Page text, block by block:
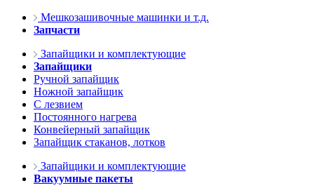
Мешкозашивочные машинки и т.д.
Запчасти
Запайщики и комплектующие
Запайщики
Ручной запайщик
Ножной запайщик
С лезвием
Постоянного нагрева
Конвейерный запайщик
Запайщик стаканов, лотков
Запайщики и комплектующие
Вакуумные пакеты